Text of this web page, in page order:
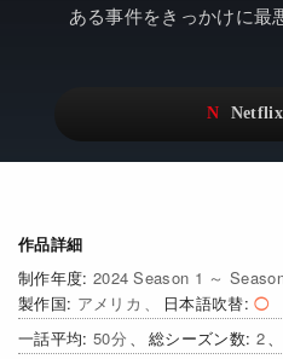
…
ある事件をきっかけに最
作品詳細
2024 Season 1 ～
アメリカ
日本語吹替
50
2